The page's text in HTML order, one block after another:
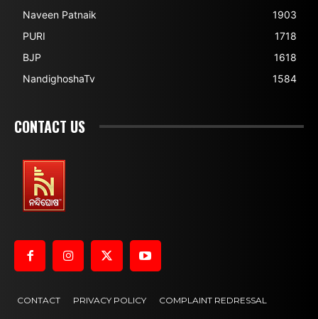
Naveen Patnaik
1903
PURI
1718
BJP
1618
NandighoshaTv
1584
CONTACT US
CONTACT PRIVACY POLICY COMPLAINT REDRESSAL